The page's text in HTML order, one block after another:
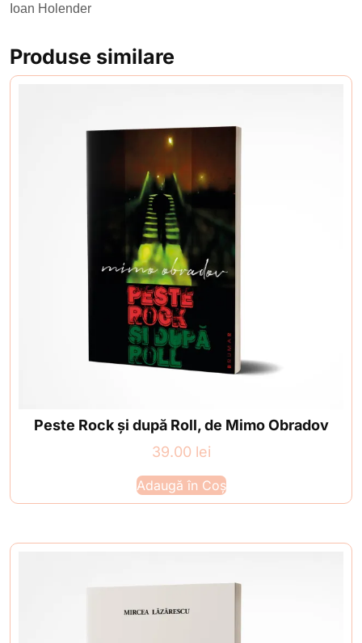
Ioan Holender
Produse similare
Peste Rock și după Roll, de Mimo Obradov
39.00 lei
Adaugă în Coș